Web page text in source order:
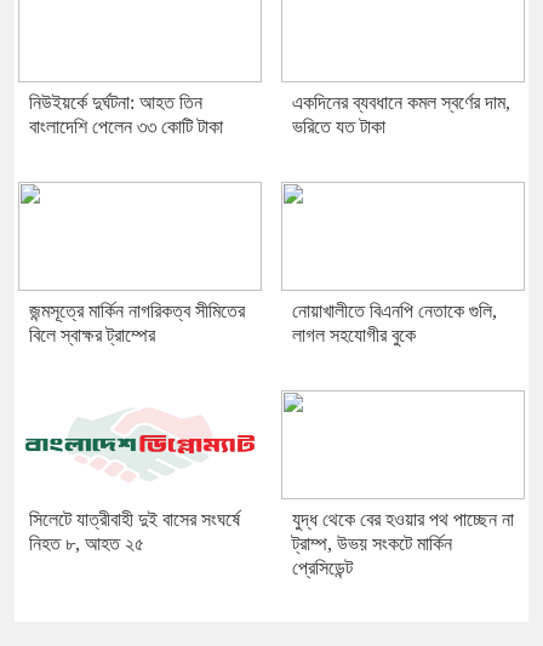
নিউইয়র্কে দুর্ঘটনা: আহত তিন
বাংলাদেশি পেলেন ৩৩ কোটি টাকা
একদিনের ব্যবধানে কমল স্বর্ণের দাম,
ভরিতে যত টাকা
জন্মসূত্রে মার্কিন নাগরিকত্ব সীমিতের
বিলে স্বাক্ষর ট্রাম্পের
নোয়াখালীতে বিএনপি নেতাকে গুলি,
লাগল সহযোগীর বুকে
সিলেটে যাত্রীবাহী দুই বাসের সংঘর্ষে
নিহত ৮, আহত ২৫
যুদ্ধ থেকে বের হওয়ার পথ পাচ্ছেন না
ট্রাম্প, উভয় সংকটে মার্কিন
প্রেসিডেন্ট